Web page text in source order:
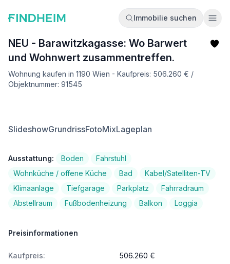
Immobilie suchen
NEU - Barawitzkagasse: Wo Barwert
und Wohnwert zusammentreffen.
Wohnung kaufen in 1190 Wien - Kaufpreis: 506.260 € /
Objektnummer: 91545
SlideshowGrundrissFotoMixLageplan
Ausstattung: Boden
Fahrstuhl
Wohnküche / offene Küche
Bad
Kabel/Satelliten-TV
Klimaanlage
Tiefgarage Parkplatz
Fahrradraum
Abstellraum
Fußbodenheizung Balkon Loggia
Preisinformationen
Kaufpreis: 506.260 €